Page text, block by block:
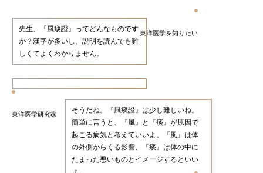
東洋医学を知りたい
先生、『風痰證』ってどんなものです
か？漢字が多いし、説明を読んでも難
しくてよくわかりません。
東洋医学研究家
そうだね。『風痰證』は少し難しいね。
簡単に言うと、『風』と『痰』が原因で
起こる病気と考えていいよ。『風』は体
の外側からくる影響、『痰』は体の中に
たまった悪いものとイメージするといい